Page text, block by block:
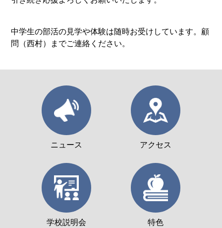
中学生の部活の見学や体験は随時お受けしています。顧
問（西村）までご連絡ください。
ニュース アクセス
学校説明会 特色